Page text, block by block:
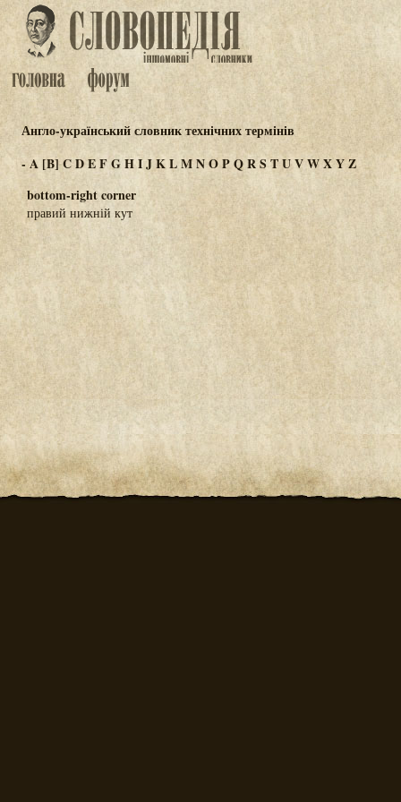
Англо-український словник технічних термінів
-A [B] CDEFGHIJKLMNOPQRSTUVWXYZ
bottom-right corner
правий нижній кут